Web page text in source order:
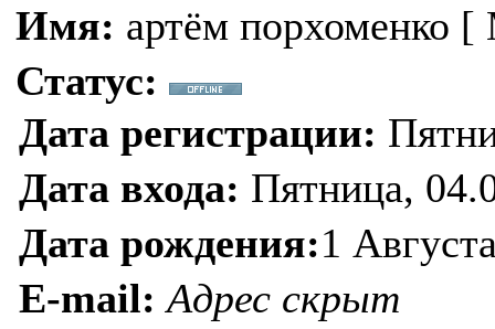
Имя: артём порхоменко
Статус:
Дата регистрации:
Дата входа: Пятница,
Дата рождения:1
E-mail: Адрес скрыт